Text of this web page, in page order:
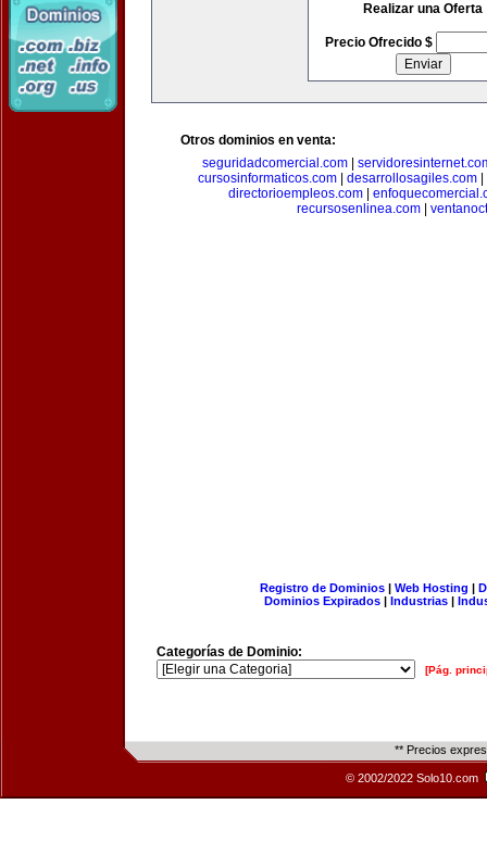
Realizar una Oferta
Precio Ofrecido $
Otros dominios en venta:
seguridadcomercial.com|
cursosinformaticos.com
desarrollosagiles.com
directorioempleos.com
recursosenlinea.com|
Registro de Dominios| Web Hosting |
Dominios Expirados | Industrias |
Categorías de Dominio:
[Pág.
** Precios
© 2002/2022 Solo10.com